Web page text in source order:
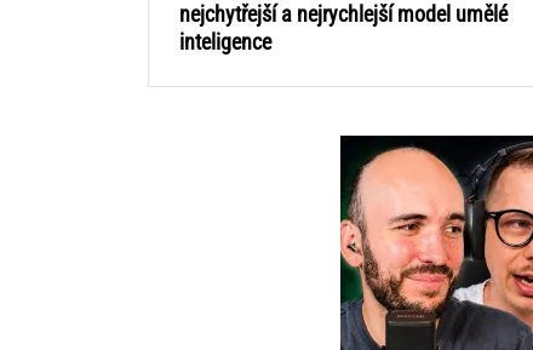
nejchytřejší a nejrychlejší model umělé
inteligence